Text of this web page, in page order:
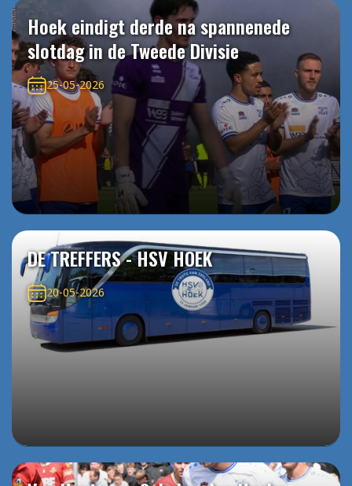
Hoek eindigt derde na spannenede
slotdag in de Tweede Divisie
25-05-2026
DE TREFFERS - HSV HOEK
20-05-2026